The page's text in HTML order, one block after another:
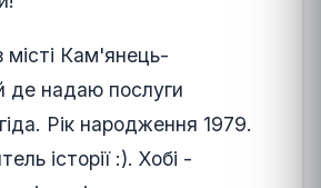
Кам'янець-
де надаю послуги
Рік народження 1979.
історії :). Хобі -